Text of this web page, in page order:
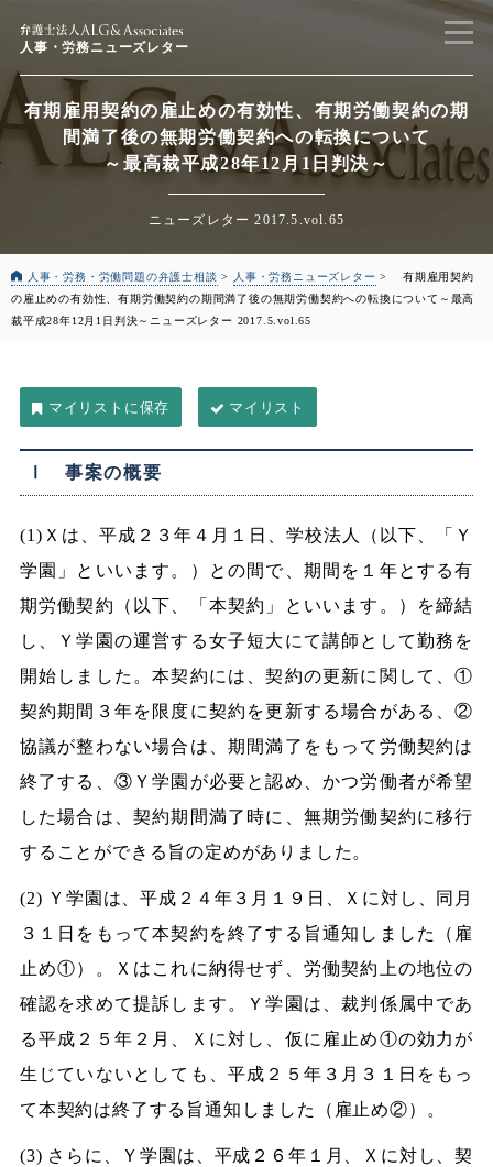
人事・労務ニューズレター
有期雇用契約の雇止めの有効性、有期労働契約の期
間満了後の無期労働契約への転換について
～最高裁平成28年12月1日判決～
ニューズレター 2017.5.vol.65
人事・労務・労働問題の弁護士相談 > 人事・労務ニューズレター >
有期雇用契約
の雇止めの有効性、有期労働契約の期間満了後の無期労働契約への転換について ～最高
裁平成28年12月1日判決～ニューズレター 2017.5.vol.65
マイリスト
Ⅰ 事案の概要
(1)Ｘは、平成２３年４月１日、学校法人（以下、「Ｙ
学園」といいます。）との間で、期間を１年とする有
期労働契約（以下、「本契約」といいます。）を締結
し、Ｙ学園の運営する女子短大にて講師として勤務を
開始しました。本契約には、契約の更新に関して、①
契約期間３年を限度に契約を更新する場合がある、②
協議が整わない場合は、期間満了をもって労働契約は
終了する、③Ｙ学園が必要と認め、かつ労働者が希望
した場合は、契約期間満了時に、無期労働契約に移行
することができる旨の定めがありました。
(2) Ｙ学園は、平成２４年３月１９日、Ｘに対し、同月
３１日をもって本契約を終了する旨通知しました（雇
止め①）。Ｘはこれに納得せず、労働契約上の地位の
確認を求めて提訴します。Ｙ学園は、裁判係属中であ
る平成２５年２月、Ｘに対し、仮に雇止め①の効力が
生じていないとしても、平成２５年３月３１日をもっ
て本契約は終了する旨通知しました（雇止め②）。
(3) さらに、Ｙ学園は、平成２６年１月、Ｘに対し、契